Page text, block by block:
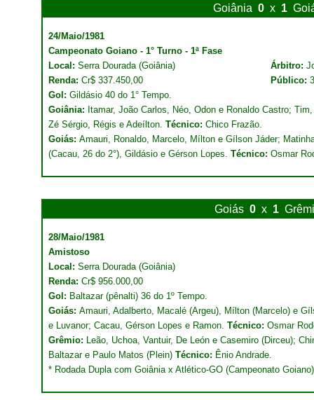
Goiânia 0 x 1
24/Maio/1981
Campeonato Goiano - 1° Turno - 1ª Fase
Local: Serra Dourada (Goiânia) Árbitro:
Renda: Cr$ 337.450,00 Público:
Gol: Gildásio 40 do 1° Tempo.
Goiânia: Itamar, João Carlos, Néo, Odon e Ronaldo Castro;
Zé Sérgio, Régis e Adeílton. Técnico: Chico Frazão.
Goiás: Amauri, Ronaldo, Marcelo, Mílton e Gílson Jáder;
(Cacau, 26 do 2°), Gildásio e Gérson Lopes. Técnico: Osmar
Goiás 0 x 1
28/Maio/1981
Amistoso
Local: Serra Dourada (Goiânia)
Renda: Cr$ 956.000,00
Gol: Baltazar (pênalti) 36 do 1º Tempo.
Goiás: Amauri, Adalberto, Macalé (Argeu), Mílton (Marcelo) e
e Luvanor; Cacau, Gérson Lopes e Ramon. Técnico: Osmar
Grêmio: Leão, Uchoa, Vantuir, De León e Casemiro (Dirceu);
Baltazar e Paulo Matos (Plein) Técnico: Ênio Andrade.
* Rodada Dupla com Goiânia x Atlético-GO (Campeonato